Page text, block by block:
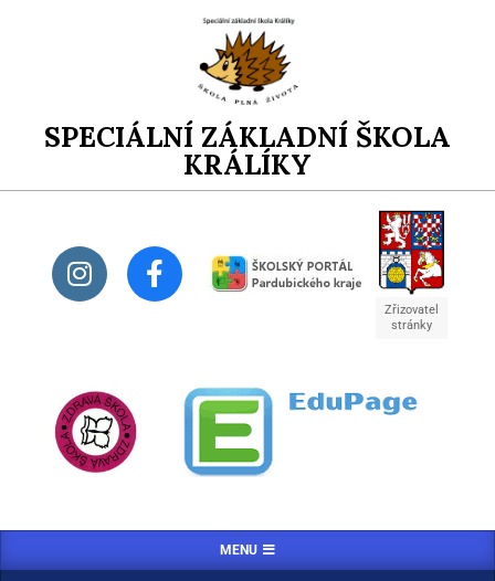
SPECIÁLNÍ ZÁKLADNÍ ŠKOLA
KRÁLÍKY
Zřizovatel
stránky
MENU